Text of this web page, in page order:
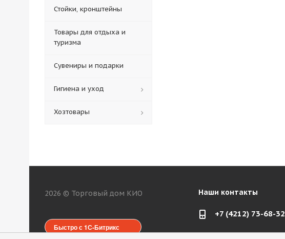
Стойки, кронштейны
Товары для отдыха и
туризма
Сувениры и подарки
Гигиена и уход
Хозтовары
2026 © Торговый дом КИО
Быстро с 1С-Битрикс
Наши контакты
+7 (4212) 73-68-32